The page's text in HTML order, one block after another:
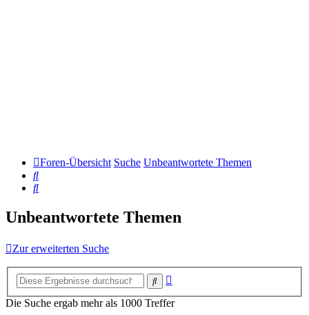
Foren-Übersicht Suche Unbeantwortete Themen
Suche
Suche
Unbeantwortete Themen
Zur erweiterten Suche
Suche
Die Suche ergab mehr als 1000 Treffer